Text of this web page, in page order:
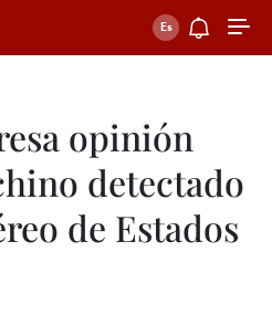
opinión
detectado
de Estados